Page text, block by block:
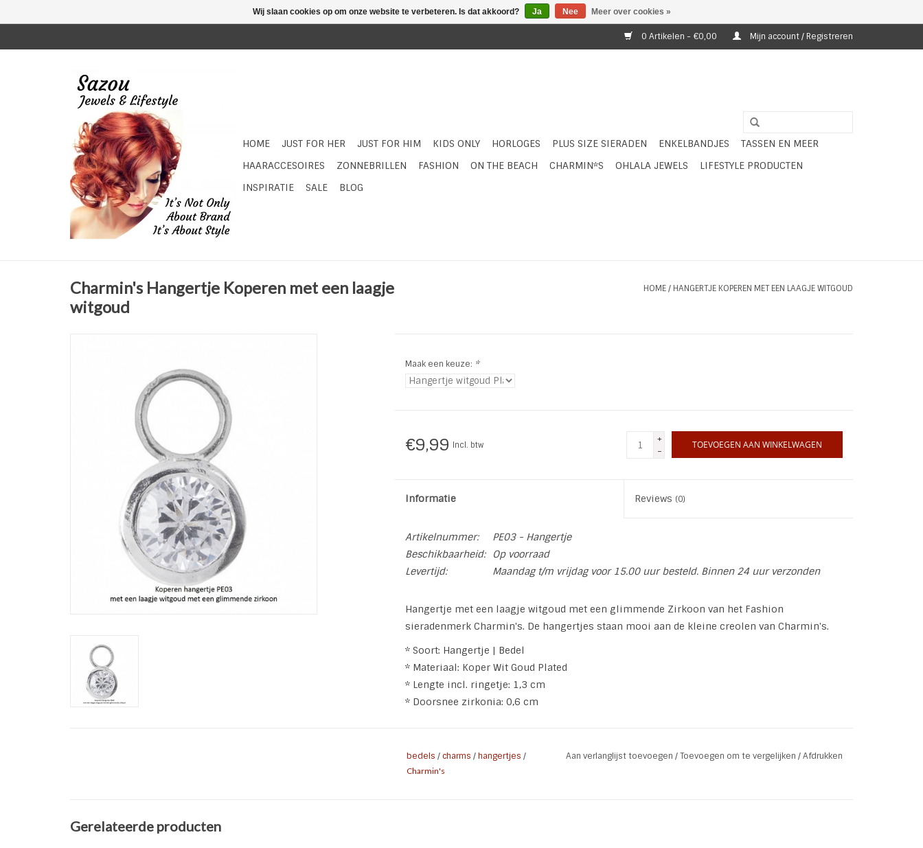
0 Artikelen - €0,00 Mijn account / Registreren
HOME JUST FOR HER JUST FOR HIM KIDS ONLY HORLOGES PLUS SIZE SIERADEN ENKELBANDJES
TASSEN EN MEER
HAARACCESOIRES
ZONNEBRILLEN FASHION ON THE BEACH CHARMIN*S OHLALA JEWELS
LIFESTYLE PRODUCTEN
INSPIRATIE
SALE BLOG
Charmin's Hangertje Koperen met een laagje
witgoud
HOME/ HANGERTJE KOPEREN MET EEN LAAGJE WITGOUD
Maak een keuze: *
€9,99 Incl. btw
+
-
TOEVOEGEN AAN WINKELWAGEN
Informatie Reviews (0)
Artikelnummer:
PE03 - Hangertje
Beschikbaarheid:
Op voorraad
Levertijd:
Maandag t/m vrijdag voor 15.00 uur besteld. Binnen 24 uur verzonden
Hangertje met een laagje witgoud met een glimmende Zirkoon van het Fashion
sieradenmerk Charmin's. De hangertjes staan mooi aan de kleine creolen van Charmin's.
* Soort: Hangertje | Bedel
* Materiaal: Koper Wit Goud Plated
* Lengte incl. ringetje: 1,3 cm
* Doorsnee zirkonia: 0,6 cm
bedels /charms /hangertjes /
Charmin's
Aan verlanglijst toevoegen /Toevoegen om te vergelijken /Afdrukken
Gerelateerde producten
Wij slaan cookies op om onze website te verbeteren. Is dat akkoord? Ja Nee Meer over cookies »